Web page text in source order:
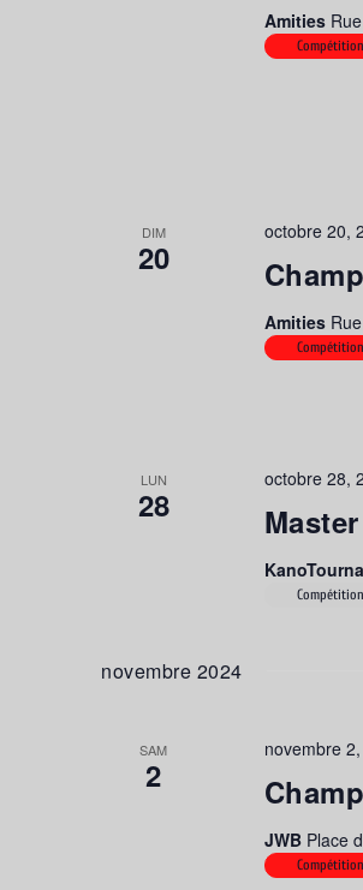
Amities
DIM
20
octobre 20,
Amities
LUN
28
octobre 28,
novembre 2024
SAM
2
novembre
JWB Place